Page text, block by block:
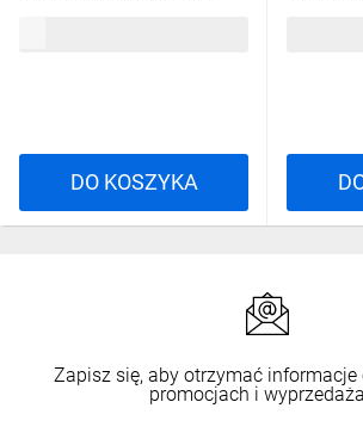
DO KOSZYKA
Zapisz się, aby otrzymać informacje
promocjach i